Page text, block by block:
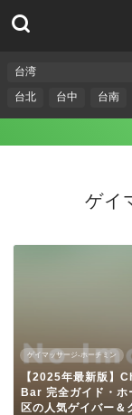
台湾
台北
台中 台南
ゲイ
ゲイマッサージ-ホーチミン
【2025年最新版】
Bar 完全ガイド・ホ
区の人気ゲイバー＆